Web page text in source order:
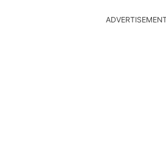
ADVERTISEMENT